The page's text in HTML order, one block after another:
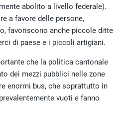
abolito a livello federale).
a favore delle persone,
favoriscono anche piccole ditte
di paese e i piccoli artigiani.
che la politica cantonale
dei mezzi pubblici nelle zone
enormi bus, che soprattutto in
vuoti e fanno